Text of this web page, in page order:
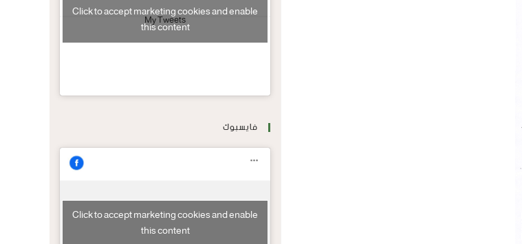
My Tweets
Click to accept marketing cookies and enable
this content
فايسبوك
Click to accept marketing cookies and enable
this content